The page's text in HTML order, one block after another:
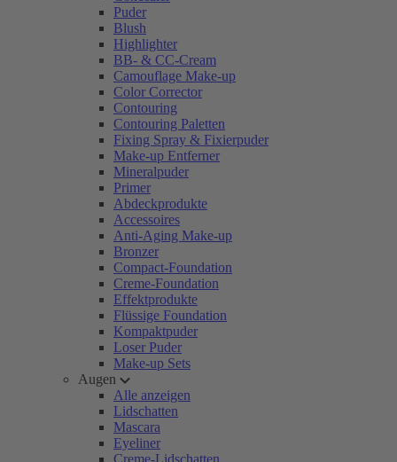
Puder
Blush
Highlighter
BB- & CC-Cream
Camouflage Make-up
Color Corrector
Contouring
Contouring Paletten
Fixing Spray & Fixierpuder
Make-up Entferner
Mineralpuder
Primer
Abdeckprodukte
Accessoires
Anti-Aging Make-up
Bronzer
Compact-Foundation
Creme-Foundation
Effektprodukte
Flüssige Foundation
Kompaktpuder
Loser Puder
Make-up Sets
Augen
Alle anzeigen
Lidschatten
Mascara
Eyeliner
Creme-Lidschatten